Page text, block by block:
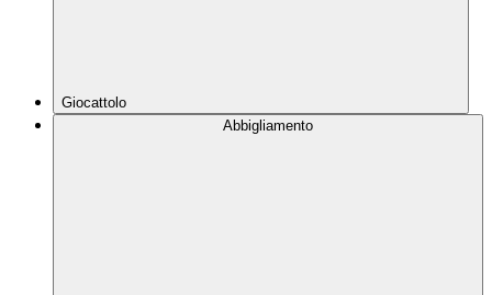
Giocattolo
Abbigliamento